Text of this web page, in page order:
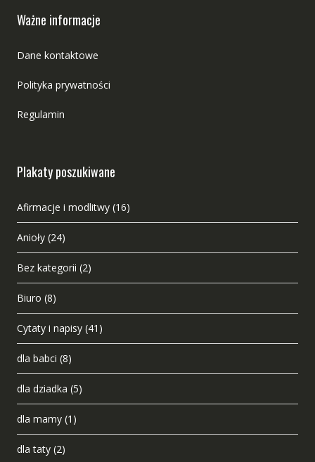
Ważne informacje
Dane kontaktowe
Polityka prywatności
Regulamin
Plakaty poszukiwane
Afirmacje i modlitwy (16)
Anioły (24)
Bez kategorii (2)
Biuro (8)
Cytaty i napisy (41)
dla babci (8)
dla dziadka (5)
dla mamy (1)
dla taty (2)